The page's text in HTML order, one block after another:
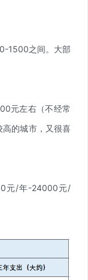
1500之间。大部
元左右（不经常
的城市，又很喜
元/年-24000元/